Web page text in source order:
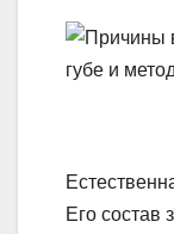
Его состав